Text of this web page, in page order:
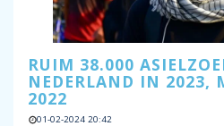
RUIM 38.000
NEDERLAND IN 2023,
2022
01-02-2024 20:42